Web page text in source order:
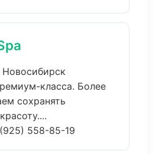
Новосибирск
класса. Более
сохранять
558-85-19